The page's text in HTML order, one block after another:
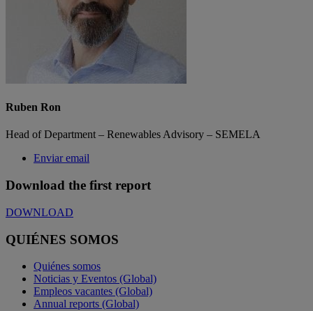
Ruben Ron
Head of Department – Renewables Advisory – SEMELA
Enviar email
Download the first report
DOWNLOAD
QUIÉNES SOMOS
Quiénes somos
Noticias y Eventos (Global)
Empleos vacantes (Global)
Annual reports (Global)